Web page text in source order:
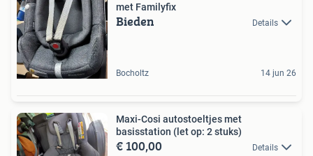
met Familyfix
Bieden Details
Bocholtz 14 jun 26
Maxi-Cosi autostoeltjes met
basisstation (let op: 2 stuks)
€ 100,00 Details